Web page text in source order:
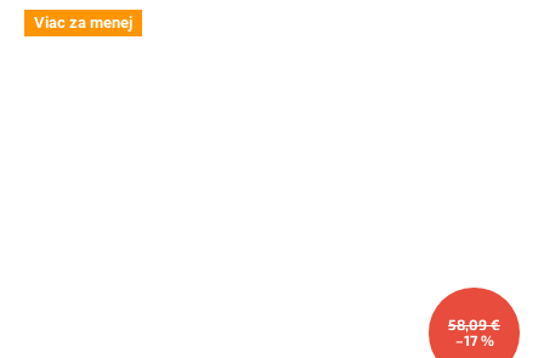
Viac za menej
58,09 €
–17 %